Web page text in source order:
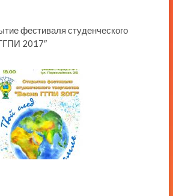
фестиваля студенческого
2017″